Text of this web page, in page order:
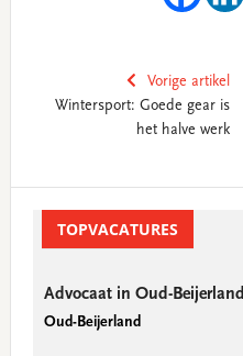
Vorige artikel
Wintersport: Goede gear is
het halve werk
SidebarTOPVACATURES
Advocaat in Oud-Beijerland
Oud-Beijerland